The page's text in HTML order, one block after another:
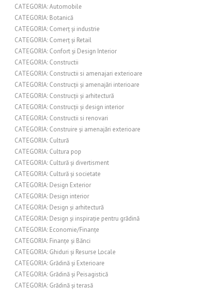
CATEGORIA: Automobile
CATEGORIA: Botanică
CATEGORIA: Comerț și industrie
CATEGORIA: Comerț și Retail
CATEGORIA: Confort și Design Interior
CATEGORIA: Constructii
CATEGORIA: Constructii si amenajari exterioare
CATEGORIA: Construcții și amenajări interioare
CATEGORIA: Construcții și arhitectură
CATEGORIA: Construcții și design interior
CATEGORIA: Constructii si renovari
CATEGORIA: Construire și amenajări exterioare
CATEGORIA: Cultură
CATEGORIA: Cultura pop
CATEGORIA: Cultură și divertisment
CATEGORIA: Cultură și societate
CATEGORIA: Design Exterior
CATEGORIA: Design interior
CATEGORIA: Design și arhitectură
CATEGORIA: Design și inspirație pentru grădină
CATEGORIA: Economie/Finanțe
CATEGORIA: Finanțe și Bănci
CATEGORIA: Ghiduri și Resurse Locale
CATEGORIA: Grădină și Exterioare
CATEGORIA: Grădină și Peisagistică
CATEGORIA: Grădină și terasă